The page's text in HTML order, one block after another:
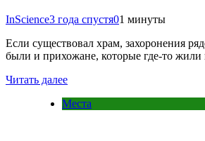
InScience3 года спустя01 минуты
Если существовал храм, захоронения
были и прихожане, которые где-то жили
Читать далее
Места